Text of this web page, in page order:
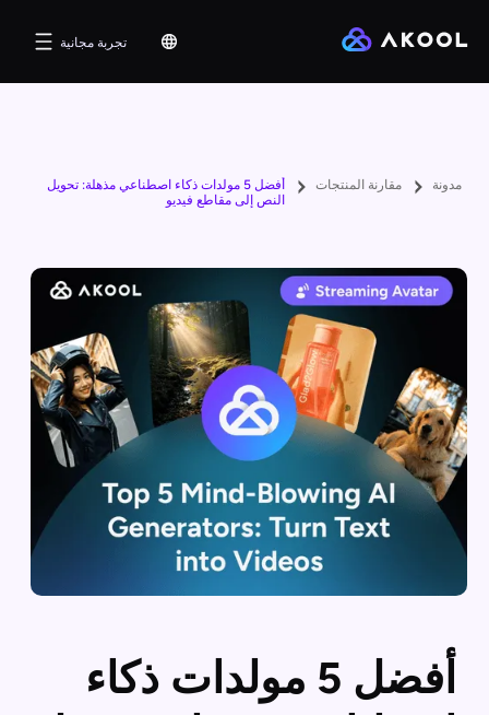
تجربة مجانية
مدونة مقارنة المنتجات
أفضل 5 مولدات ذكاء اصطناعي مذهلة: تحويل
النص إلى مقاطع فيديو
أفضل 5 مولدات ذكاء